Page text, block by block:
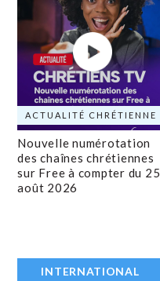
ACTUALITÉ CHRÉTIENNE
Nouvelle numérotation
des chaînes chrétiennes
sur Free à compter du 25
août 2026
INTERNATIONAL